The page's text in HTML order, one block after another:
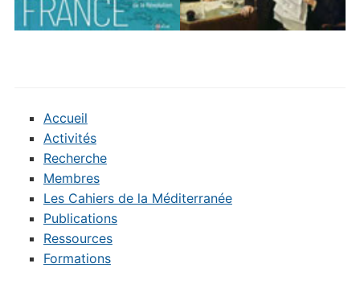
Accueil
Activités
Recherche
Membres
Les Cahiers de la Méditerranée
Publications
Ressources
Formations